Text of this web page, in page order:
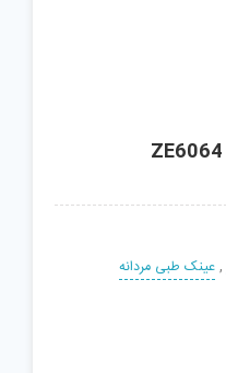
,عینک طبی مردانه